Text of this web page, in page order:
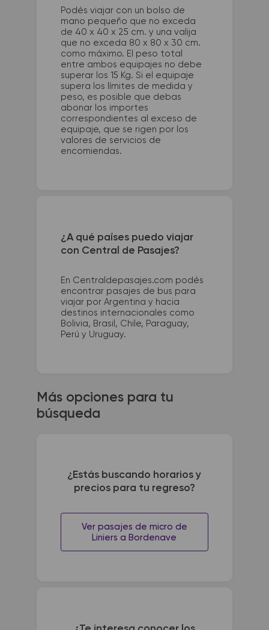
Podés viajar con un bolso de
mano pequeño que no exceda
de 40 x 40 x 25 cm. y una valija
que no exceda 80 x 80 x 30 cm.
como máximo. El peso total
entre ambos equipajes no debe
superar los 15 Kg. Si el equipaje
supera los límites de medida y
peso, es posible que debas
abonar los importes
correspondientes al exceso de
equipaje, que se rigen por los
valores de servicios de
encomiendas.
¿A qué países puedo viajar
con Central de Pasajes?
En Centraldepasajes.com podés
encontrar pasajes de bus para
viajar por Argentina y hacia
destinos internacionales como
Bolivia, Brasil, Chile, Paraguay,
Perú y Uruguay.
Más opciones para tu
búsqueda
¿Estás buscando horarios y
precios para tu regreso?
Ver pasajes de micro de
Liniers a Bordenave